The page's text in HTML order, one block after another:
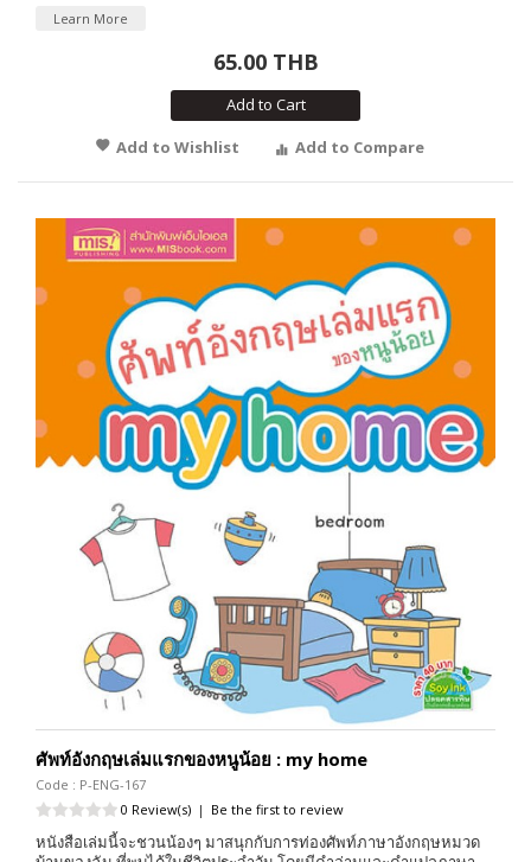
Learn More
65.00 THB
Add to Cart
Add to Wishlist
Add to Compare
ศัพท์อังกฤษเล่มแรกของหนูน้อย : my home
Code : P-ENG-167
0 Review(s) | Be the first to review
หนังสือเล่มนี้จะชวนน้องๆ มาสนุกกับการท่องศัพท์ภาษาอังกฤษหมวด